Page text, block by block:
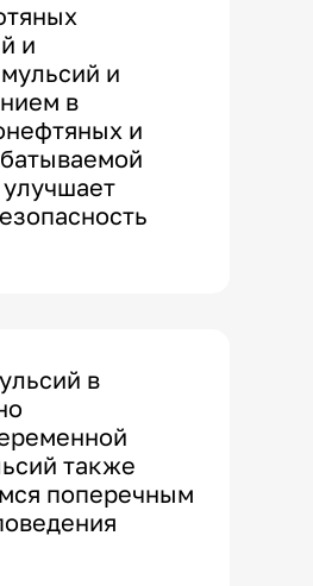
и
и
в
и
в
также
поперечным